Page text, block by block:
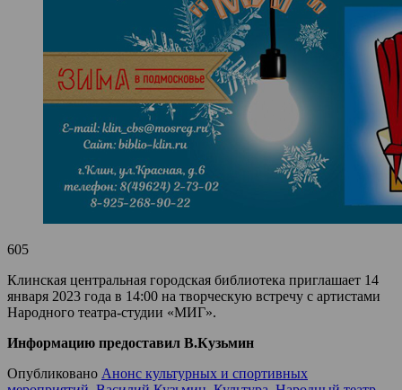
605
Клинская центральная городская библиотека приглашает 14
января 2023 года в 14:00 на творческую встречу с артистами
Народного театра-студии «МИГ».
Информацию предоставил В.Кузьмин
Опубликовано Анонс культурных и спортивных